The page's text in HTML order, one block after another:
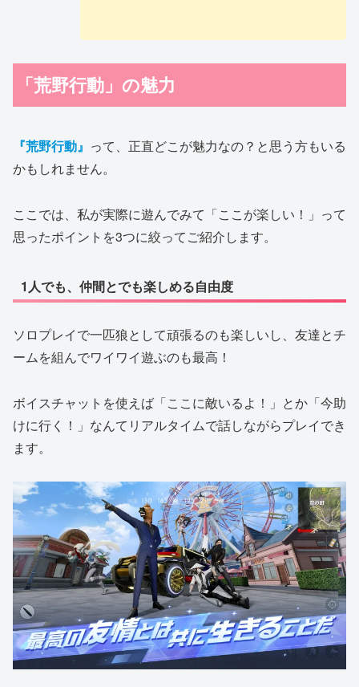
「荒野行動」の魅力
『荒野行動』 って、正直どこが魅力なの？と思う方もいる
かもしれません。
ここでは、私が実際に遊んでみて「ここが楽しい！」って
思ったポイントを3つに絞ってご紹介します。
1人でも、仲間とでも楽しめる自由度
ソロプレイで一匹狼として頑張るのも楽しいし、友達とチ
ームを組んでワイワイ遊ぶのも最高！
ボイスチャットを使えば「ここに敵いるよ！」とか「今助
けに行く！」なんてリアルタイムで話しながらプレイでき
ます。